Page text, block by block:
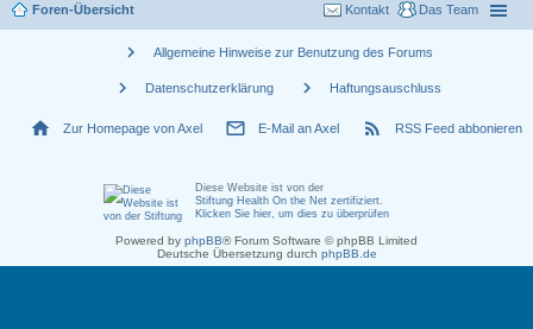
Foren-Übersicht Das Team
Kontakt
chevron_right Allgemeine Hinweise zur Benutzung des Forums
chevron_right Datenschutzerklärung chevron_right Haftungsauschluss
home Zur Homepage von Axel mail_outline E-Mail an Axel rss_feed RSS Feed abbonieren
Diese Website ist von der
Stiftung Health On the Net zertifiziert
Klicken Sie hier, um dies zu überprüfen
Powered by phpBB® Forum Software © phpBB Limited
Deutsche Übersetzung durch phpBB.de